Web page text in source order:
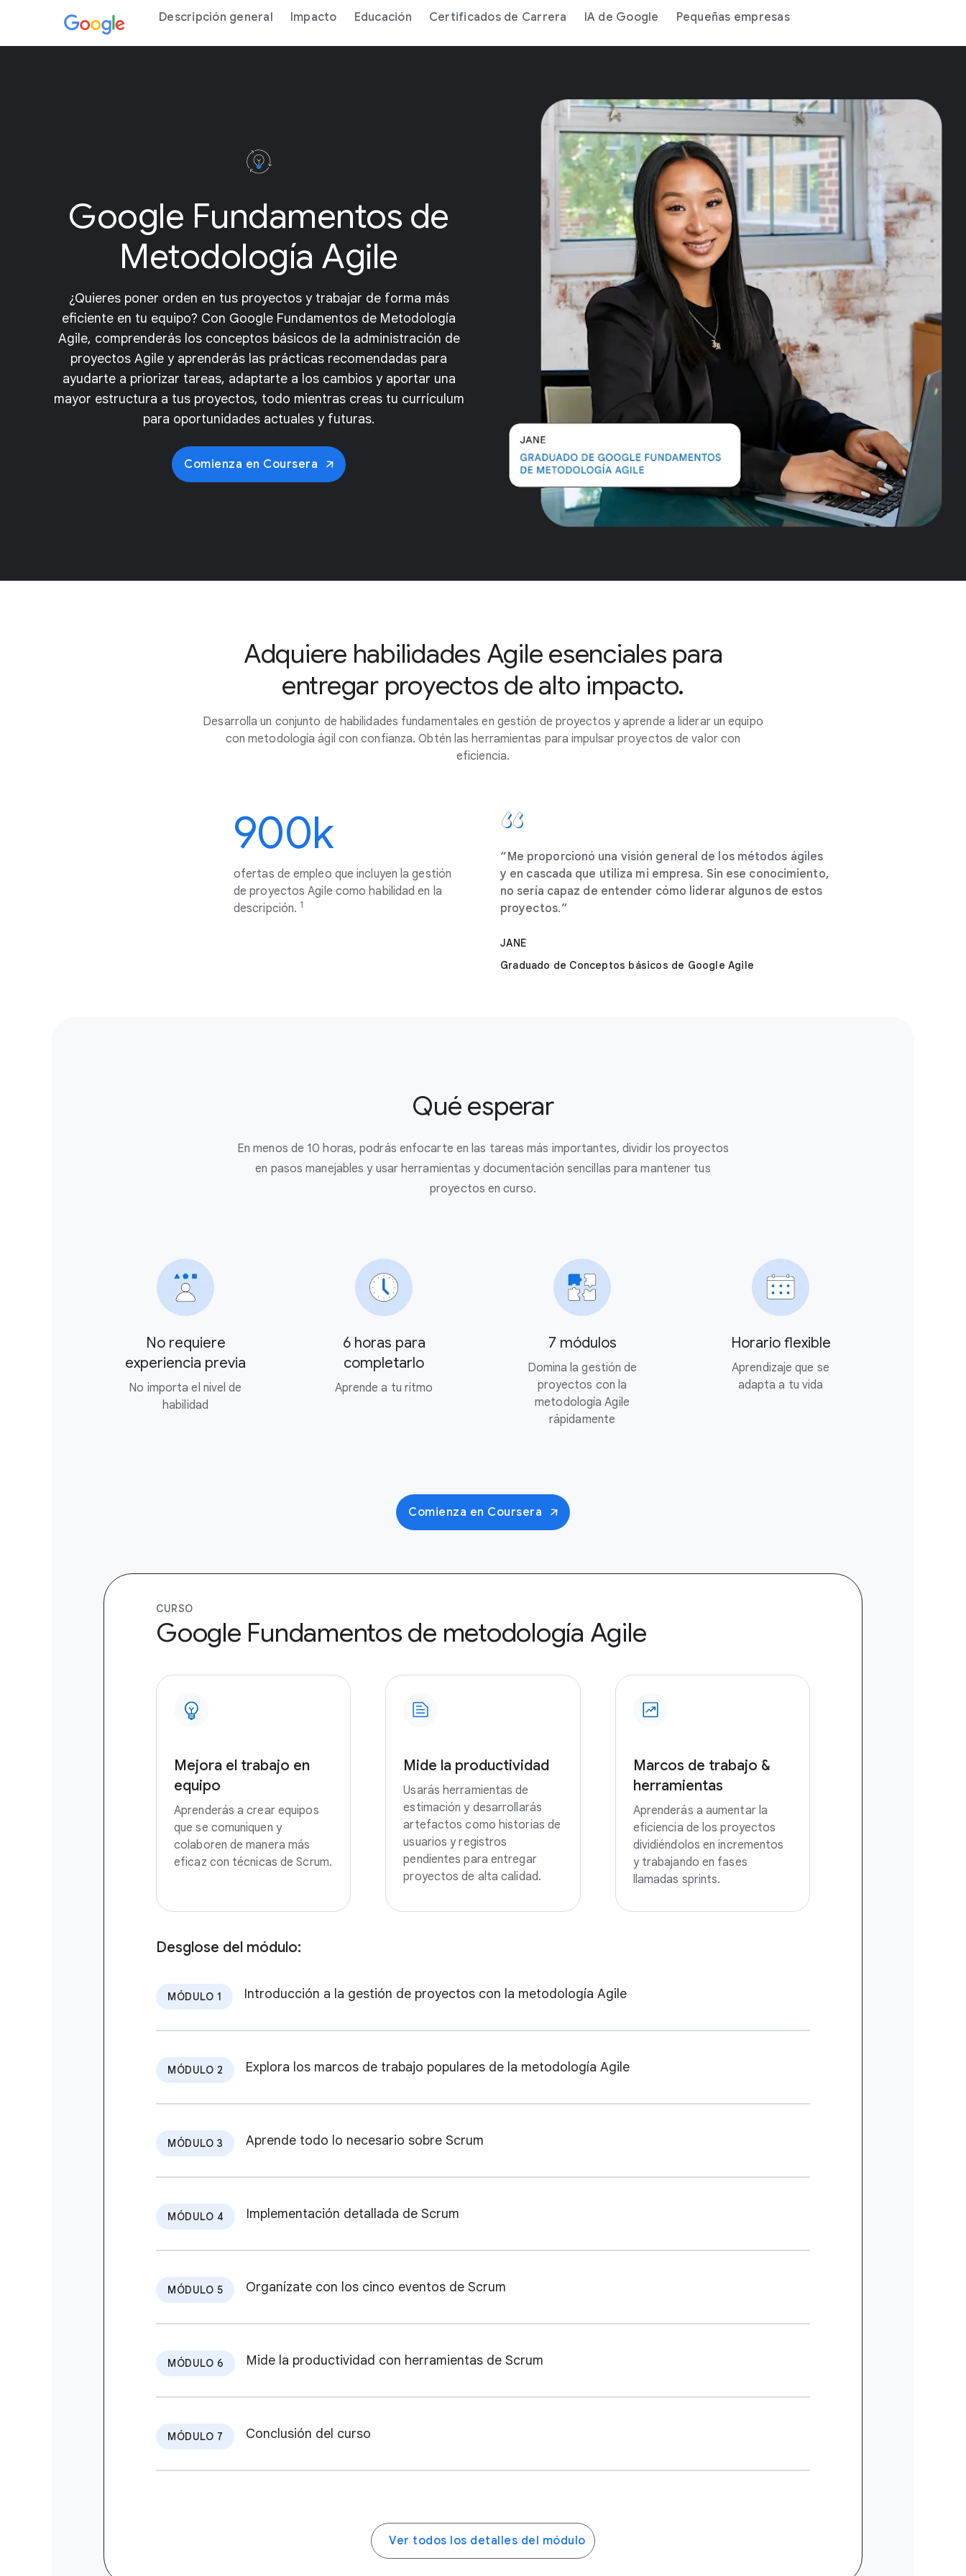
Descripción general Impacto Educación Certificados de Carrera IA de Google Pequeñas empresas
Google Fundamentos de
Metodología Agile
¿Quieres poner orden en tus proyectos y trabajar de forma más
eficiente en tu equipo? Con Google Fundamentos de Metodología
Agile, comprenderás los conceptos básicos de la administración de
proyectos Agile y aprenderás las prácticas recomendadas para
ayudarte a priorizar tareas, adaptarte a los cambios y aportar una
mayor estructura a tus proyectos, todo mientras creas tu currículum
para oportunidades actuales y futuras.
Comienza en Coursera
Adquiere habilidades Agile esenciales para
entregar proyectos de alto impacto.
Desarrolla un conjunto de habilidades fundamentales en gestión de proyectos y aprende a liderar un equipo
con metodología ágil con confianza. Obtén las herramientas para impulsar proyectos de valor con
eficiencia.
900k
ofertas de empleo que incluyen la gestión
de proyectos Agile como habilidad en la
descripción. 1
Me proporcionó una visión general de los métodos ágiles
y en cascada que utiliza mi empresa. Sin ese conocimiento,
no sería capaz de entender cómo liderar algunos de estos
proyectos.
JANE
Graduado de Conceptos básicos de Google Agile
Qué esperar
En menos de 10 horas, podrás enfocarte en las tareas más importantes, dividir los proyectos
en pasos manejables y usar herramientas y documentación sencillas para mantener tus
proyectos en curso.
No requiere
experiencia previa
No importa el nivel de
habilidad
6 horas para
completarlo
Aprende a tu ritmo
7 módulos
Domina la gestión de
proyectos con la
metodología Agile
rápidamente
Horario flexible
Aprendizaje que se
adapta a tu vida
Comienza en Coursera
CURSO
Google Fundamentos de metodología Agile
Mejora el trabajo en
equipo
Aprenderás a crear equipos
que se comuniquen y
colaboren de manera más
eficaz con técnicas de Scrum.
Mide la productividad
Usarás herramientas de
estimación y desarrollarás
artefactos como historias de
usuarios y registros
pendientes para entregar
proyectos de alta calidad.
Marcos de trabajo &
herramientas
Aprenderás a aumentar la
eficiencia de los proyectos
dividiéndolos en incrementos
y trabajando en fases
llamadas sprints.
Desglose del módulo:
MÓDULO 1 Introducción a la gestión de proyectos con la metodología Agile
MÓDULO 2 Explora los marcos de trabajo populares de la metodología Agile
MÓDULO 3 Aprende todo lo necesario sobre Scrum
MÓDULO 4 Implementación detallada de Scrum
MÓDULO 5 Organízate con los cinco eventos de Scrum
MÓDULO 6 Mide la productividad con herramientas de Scrum
MÓDULO 7 Conclusión del curso
Ver todos los detalles del módulo